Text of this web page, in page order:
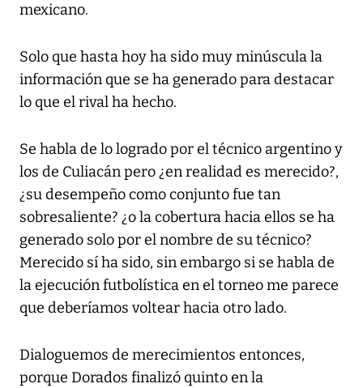
mexicano.
Solo que hasta hoy ha sido muy minúscula la
información que se ha generado para destacar
lo que el rival ha hecho.
Se habla de lo logrado por el técnico argentino y
los de Culiacán pero ¿en realidad es merecido?,
¿su desempeño como conjunto fue tan
sobresaliente? ¿o la cobertura hacia ellos se ha
generado solo por el nombre de su técnico?
Merecido sí ha sido, sin embargo si se habla de
la ejecución futbolística en el torneo me parece
que deberíamos voltear hacia otro lado.
Dialoguemos de merecimientos entonces,
porque Dorados finalizó quinto en la